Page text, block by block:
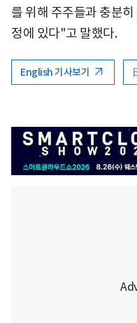
를 위해 주주들과 충분
정에 있다"고 말했다.
English 기사보기